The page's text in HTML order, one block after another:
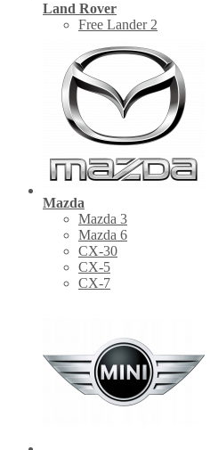
Land Rover
Free Lander 2
Mazda
Mazda 3
Mazda 6
CX-30
СХ-5
CX-7